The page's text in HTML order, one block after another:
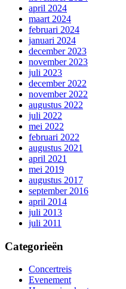
april 2024
maart 2024
februari 2024
januari 2024
december 2023
november 2023
juli 2023
december 2022
november 2022
augustus 2022
juli 2022
mei 2022
februari 2022
augustus 2021
april 2021
mei 2019
augustus 2017
september 2016
april 2014
juli 2013
juli 2011
Categorieën
Concertreis
Evenement